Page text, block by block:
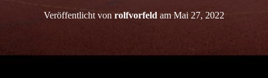
Veröffentlicht von rolfvorfeld am Mai 27, 2022